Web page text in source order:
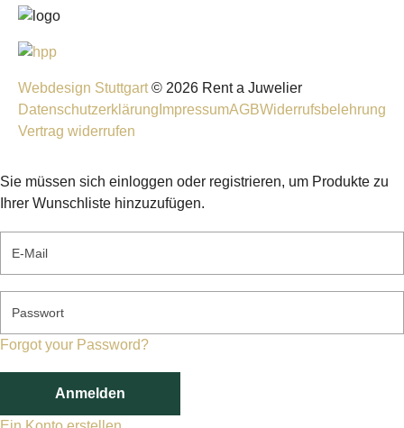
Webdesign Stuttgart © 2026 Rent a Juwelier
Datenschutzerklärung ImpressumAGBWiderrufsbelehrung
Vertrag widerrufen
Sie müssen sich einloggen oder registrieren, um Produkte zu
Ihrer Wunschliste hinzuzufügen.
E-Mail
Passwort
Forgot your Password?
Anmelden